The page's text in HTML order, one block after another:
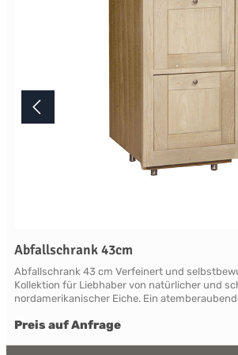
Terminabsprache persönlich in unserem
Abfallschrank 43cm
Abfallschrank 43 cm Verfeinert und
Kollektion für Liebhaber von natürlicher und
nordamerikanischer Eiche. Ein
modernen Mainstream abhebt. Die Eiche ist so
Preis auf Anfrage